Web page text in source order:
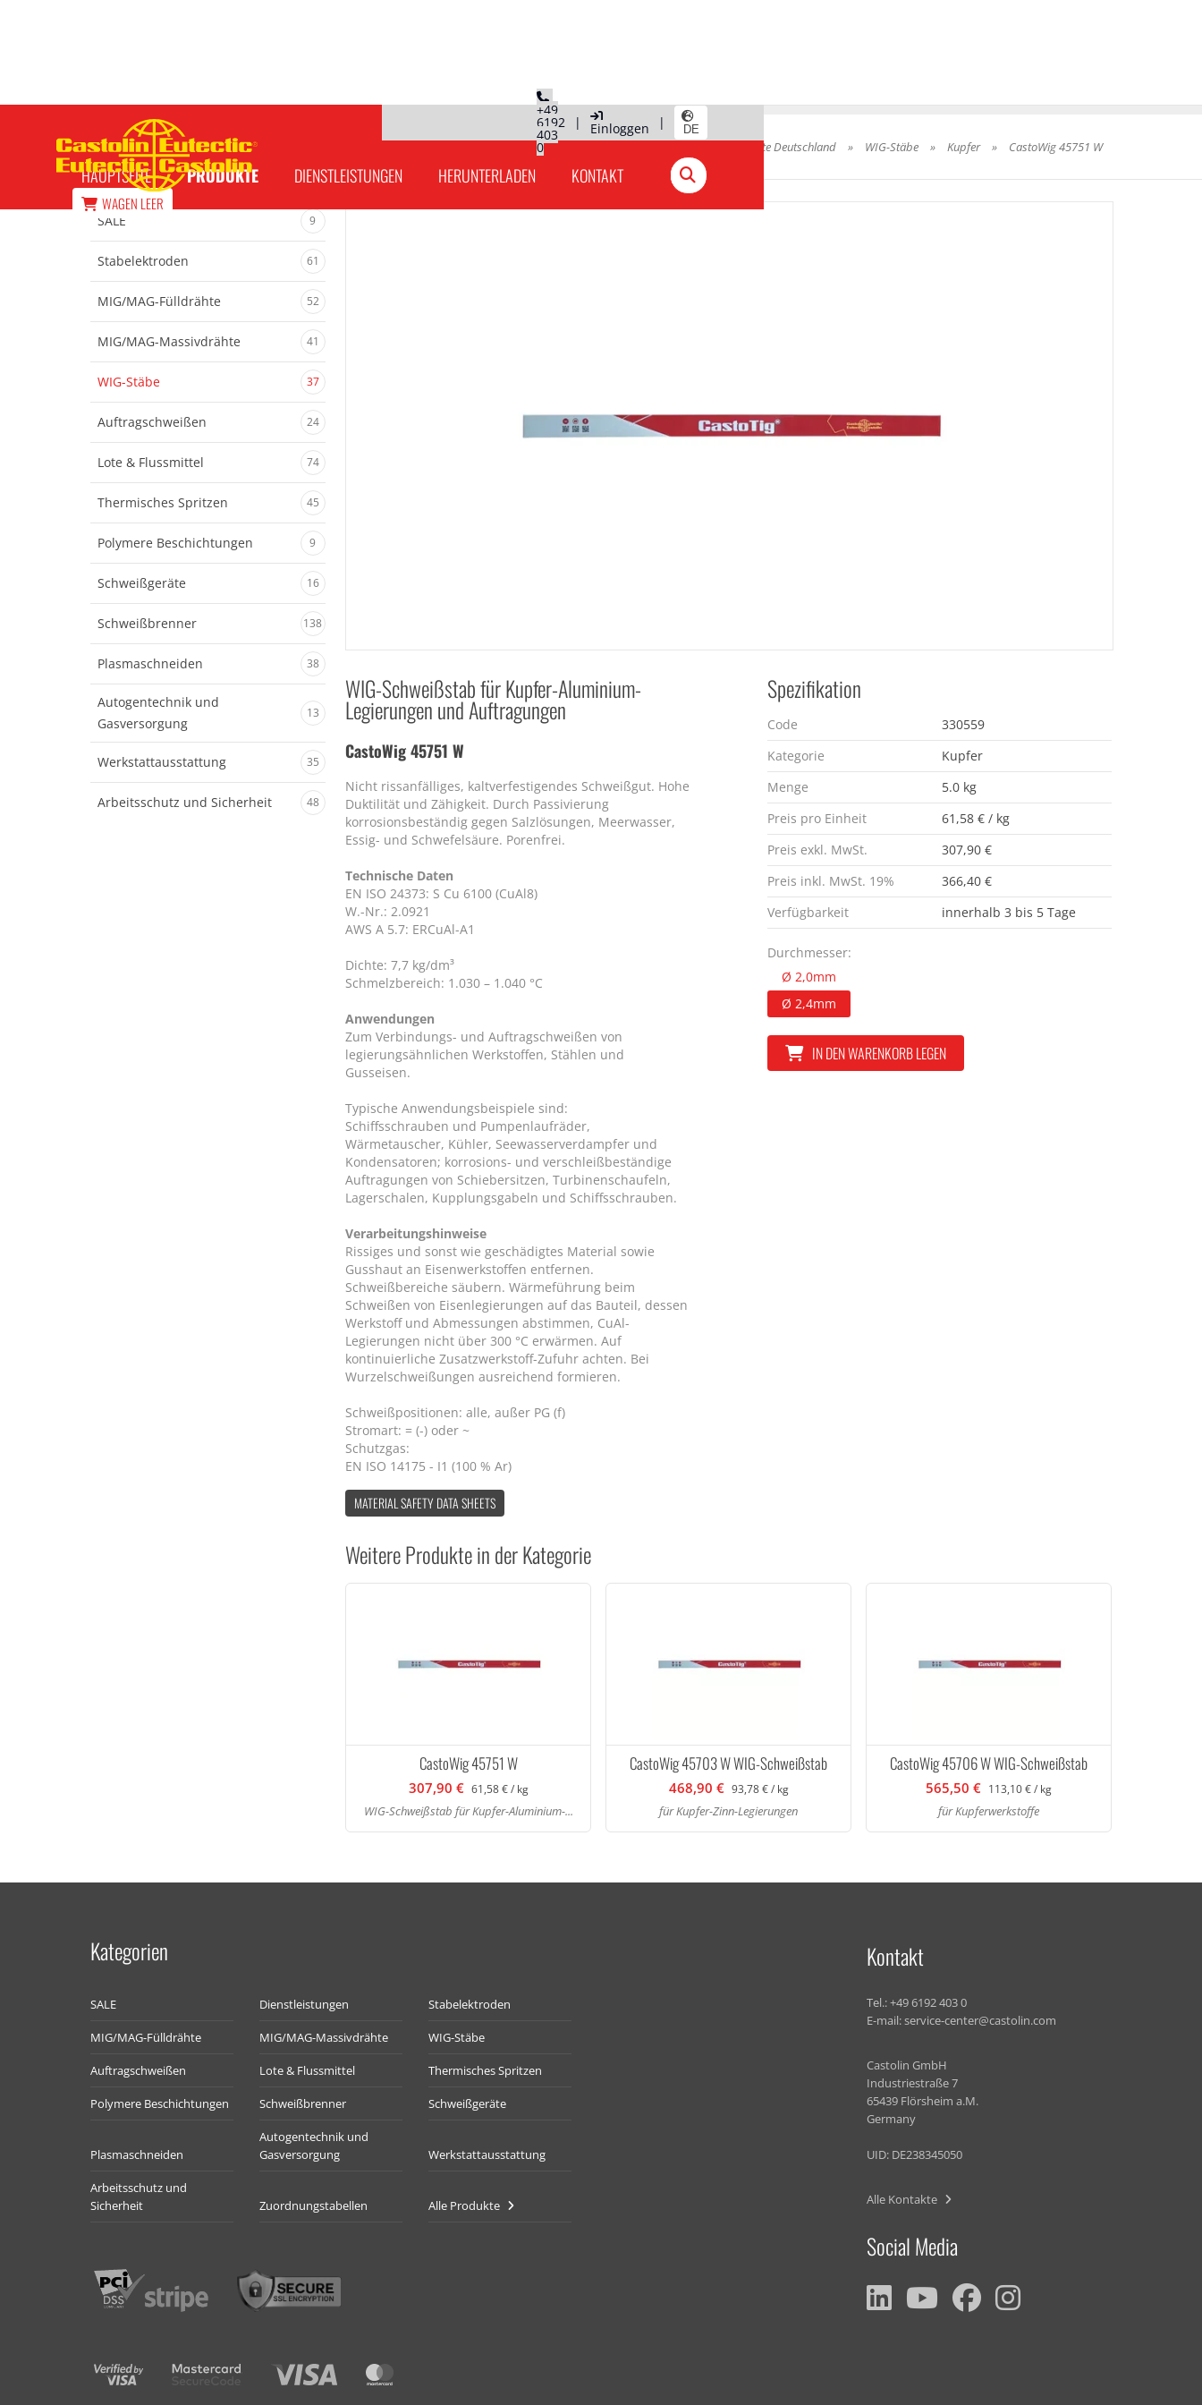
+49
6192
403
0
| Einloggen | DE
HAUPTSEITE PRODUKTE DIENSTLEISTUNGEN HERUNTERLADEN KONTAKT
WAGEN LEER
Produkte Deutschland » WIG-Stäbe » Kupfer » CastoWig 45751 W
CastoWig 45751 W Ø 2,4mm
SALE 9
Stabelektroden 61
MIG/MAG-Fülldrähte 52
MIG/MAG-Massivdrähte 41
WIG-Stäbe 37
Auftragschweißen 24
Lote & Flussmittel 74
Thermisches Spritzen 45
Polymere Beschichtungen 9
Schweißgeräte 16
Schweißbrenner 138
Plasmaschneiden 38
Autogentechnik und
Gasversorgung
13
Werkstattausstattung 35
Arbeitsschutz und Sicherheit 48
WIG-Schweißstab für Kupfer-Aluminium-
Legierungen und Auftragungen
CastoWig 45751 W
Nicht rissanfälliges, kaltverfestigendes Schweißgut. Hohe
Duktilität und Zähigkeit. Durch Passivierung
korrosionsbeständig gegen Salzlösungen, Meerwasser,
Essig- und Schwefelsäure. Porenfrei.
Technische Daten
EN ISO 24373: S Cu 6100 (CuAl8)
W.-Nr.: 2.0921
AWS A 5.7: ERCuAl-A1
Dichte: 7,7 kg/dm³
Schmelzbereich: 1.030 – 1.040 °C
Anwendungen
Zum Verbindungs- und Auftragschweißen von
legierungsähnlichen Werkstoffen, Stählen und
Gusseisen.
Typische Anwendungsbeispiele sind:
Schiffsschrauben und Pumpenlaufräder,
Wärmetauscher, Kühler, Seewasserverdampfer und
Kondensatoren; korrosions- und verschleißbeständige
Auftragungen von Schiebersitzen, Turbinenschaufeln,
Lagerschalen, Kupplungsgabeln und Schiffsschrauben.
Verarbeitungshinweise
Rissiges und sonst wie geschädigtes Material sowie
Gusshaut an Eisenwerkstoffen entfernen.
Schweißbereiche säubern. Wärmeführung beim
Schweißen von Eisenlegierungen auf das Bauteil, dessen
Werkstoff und Abmessungen abstimmen, CuAl-
Legierungen nicht über 300 °C erwärmen. Auf
kontinuierliche Zusatzwerkstoff-Zufuhr achten. Bei
Wurzelschweißungen ausreichend formieren.
Schweißpositionen: alle, außer PG (f)
Stromart: = (-) oder ~
Schutzgas:
EN ISO 14175 - I1 (100 % Ar)
Spezifikation
Code
330559
Kategorie
Kupfer
Menge
5.0 kg
Preis pro Einheit
61,58 € / kg
Preis exkl. MwSt.
307,90 €
Preis inkl. MwSt. 19%
366,40 €
Verfügbarkeit
innerhalb 3 bis 5 Tage
Durchmesser:
Ø 2,0mm
Ø 2,4mm
IN DEN WARENKORB LEGEN
MATERIAL SAFETY DATA SHEETS
Weitere Produkte in der Kategorie
CastoWig 45751 W
307,90 € 61,58 € / kg
WIG-Schweißstab für Kupfer-Aluminium-...
CastoWig 45703 W WIG-Schweißstab
468,90 € 93,78 € / kg
für Kupfer-Zinn-Legierungen
CastoWig 45706 W WIG-Schweißstab
565,50 € 113,10 € / kg
für Kupferwerkstoffe
Kategorien
SALE Dienstleistungen Stabelektroden
MIG/MAG-Fülldrähte MIG/MAG-Massivdrähte WIG-Stäbe
Auftragschweißen Lote & Flussmittel Thermisches Spritzen
Polymere Beschichtungen Schweißbrenner Schweißgeräte
Plasmaschneiden
Autogentechnik und
Gasversorgung
Werkstattausstattung
Arbeitsschutz und
Sicherheit
Zuordnungstabellen Alle Produkte
Kontakt
Tel.:+49 6192 403 0
E-mail:service-center@castolin.com
Castolin GmbH
Industriestraße 7
65439 Flörsheim a.M.
Germany
UID: DE238345050
Alle Kontakte
Social Media